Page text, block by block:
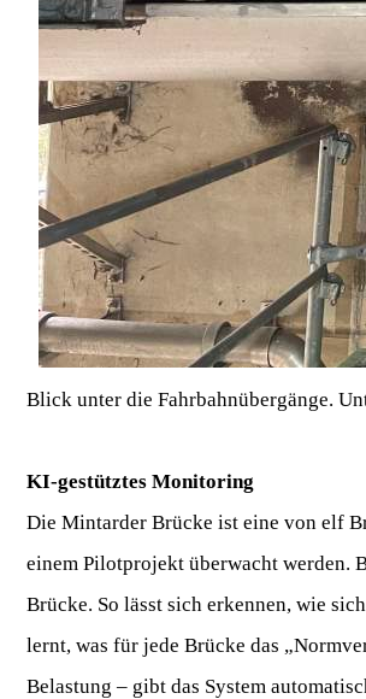
Blick unter die Fahrbahnübergänge.
KI-gestütztes Monitoring
Die Mintarder Brücke ist eine von elf
einem Pilotprojekt überwacht werden.
Brücke. So lässt sich erkennen, wie
lernt, was für jede Brücke das
Belastung – gibt das System